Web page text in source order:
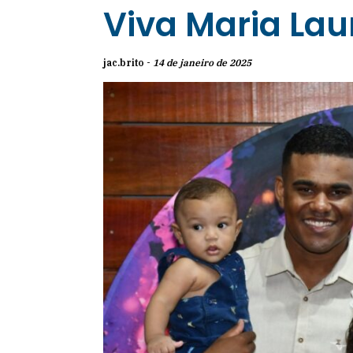
Viva Maria
jac.brito - 14 de janeiro de 2025